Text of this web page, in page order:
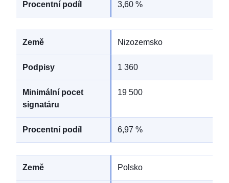
3,60 %
Nizozemsko
1 360
19 500
6,97 %
Polsko